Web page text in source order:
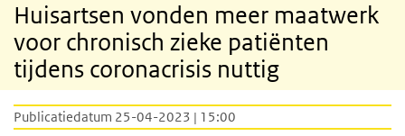
Huisartsen vonden meer maatwerk
voor chronisch zieke patiënten
tijdens coronacrisis nuttig
Publicatiedatum 25-04-2023 | 15:00